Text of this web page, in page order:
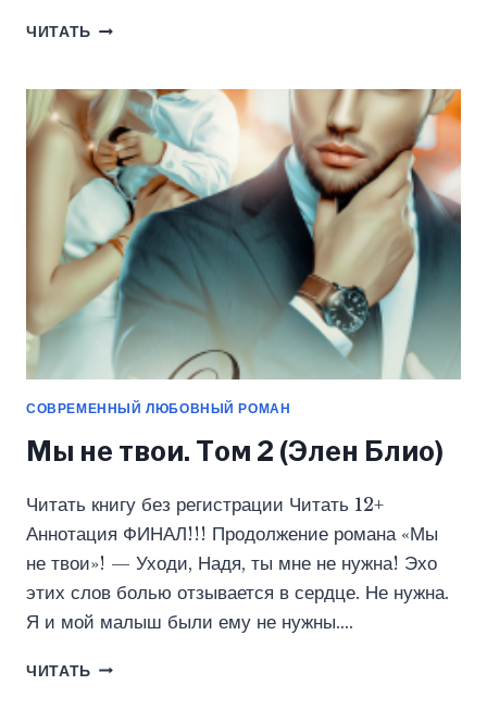
ЧИТАТЬ ДВОЙНЯ
(ЭЛЕН
БЛИО)
СОВРЕМЕННЫЙ ЛЮБОВНЫЙ РОМАН
Мы не твои. Том 2 (Элен Блио)
Читать книгу без регистрации Читать 12+
Аннотация ФИНАЛ!!! Продолжение романа «Мы
не твои»! — Уходи, Надя, ты мне не нужна! Эхо
этих слов болью отзывается в сердце. Не нужна.
Я и мой малыш были ему не нужны….
ЧИТАТЬ МЫ